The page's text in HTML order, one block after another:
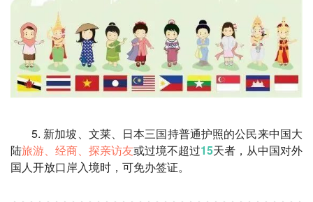
5. 新加坡、文莱、日本三国持普通护照的公民来中国大
陆旅游、经商、探亲访友或过境不超过15天者，从中国对外
国人开放口岸入境时，可免办签证。